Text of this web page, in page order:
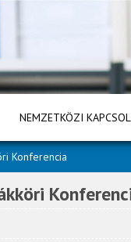
NEMZETKÖZI
Konferencia